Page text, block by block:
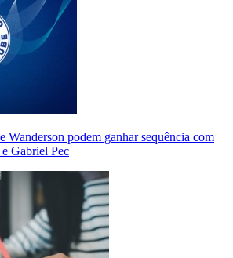
Wanderson podem ganhar sequência com
Gabriel Pec